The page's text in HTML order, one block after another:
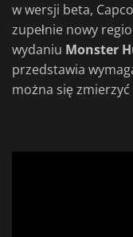
w wersji beta,
zupełnie nowy
wydaniu Monster
przedstawia
można się